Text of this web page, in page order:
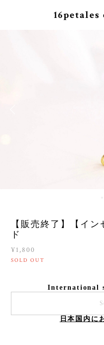
【販売終了】【イ
ド
¥1,800
SOLD OUT
International
日本国内に